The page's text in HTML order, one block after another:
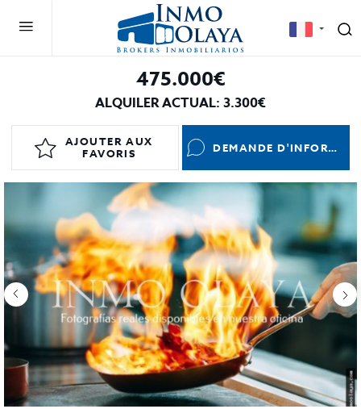
475.000€
ALQUILER ACTUAL: 3.300€
AJOUTER AUX
FAVORIS
DEMANDE D'INFORMATIONS